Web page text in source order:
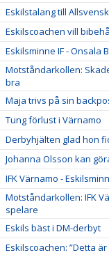
Eskilstalang till
Eskilscoachen vill
Eskilsminne IF - Onsala
Motståndarkollen:
bra
Maja trivs på sin
Tung förlust i Värnamo
Derbyhjälten glad hon
Johanna Olsson kan
IFK Värnamo -
Motståndarkollen: IFK
spelare
Eskils bäst i DM-derbyt
Eskilscoachen: ”Detta